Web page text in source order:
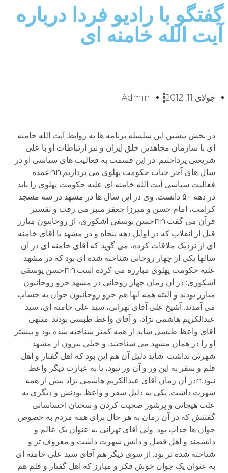
گفتگو با رادیو فردا درباره
آیت الله خامنه ای
جولای 11, 2012 Admin
در بخش پيشين اين سلسله برنامه ها به روابط آيت الله خامنه
ای با سازمان مجاهدين خلق ايران و نيز ارتباطات او با علی
شريعتی پرداختيم. در اين قسمت به فعاليت های سياسی او در
سال های آخر حيات حکومت پهلوی می پردازيم.nnعمده
فعاليت سياسی آيت الله خامنه ای عليه حکومت پهلوی را بايد
در دهه ۵۰ دانست. وی در اين سال ها در مشهد در سه مسجد
کرامت، امام حسن و ميرزا جعفر منبر می رفت و تفسير
قرآن می گفت.nnحسن يوسفی اشکوری، از روحانيون مبارز
قبل از انقلاب که در اوايل دهه پنجاه و در مشهد با آقای خامنه
ای از نزديک ملاقات کرده، می گويد که آقای خامنه ای در آن
سالها يکی از چهار روحانی شناخته شده ای بود که در مشهد
عليه حکومت پهلوی مبارزه می کرده است.nnحسن یوسفی
اشکوری: در آن زمان چهار روحانی در مشهد جزو روحانيون
مبارز بودند و البته همه آنها هم جزو روحانيون جوان به حساب
می آمدند. آشيخ علی آقای تهرانی، سيد علی خامنه ای، سيد
عبدالکريم هاشمی نژاد، و آقای واعظ طبسی بودند. منتهی
آقای واعظ طبسی شايد از همه کمتر شناخته شده بود و بيشتر
او را در همان مشهد می شناختند. و خيلی بيرون از مشهد
شهرتی نداشت. شايد دليل آن هم اين بود که اهل گفتار و اهل
قلم و سفر به اين ور و آن ور نبود، يا به عبارت ديگر واعظ
نبود.nدر آن زمان آقای عبدالکريم هاشمی نژاد بيش از همه
شهرت داشت. يکی به دليل سفر و واعظ بودنش و ديگری به
علت هيجانی و پرشور صحبت کردن و سخنان احساساتی
گفتنش که در آن زمان به هر حال برای همه مردم به خصوص
جوان ها جذاب بود. ولی آقای تهرانی به عنوان يک عالم و
دانشمند و اهل فضل و دانش شهرت داشت و معروف تر و
شناخته شده تر بود. از سوی ديگر هم آقای سيد علی خامنه ای
به عنوان يک جوان خوش فکر و مبارز که اهل گفتار و قلم هم